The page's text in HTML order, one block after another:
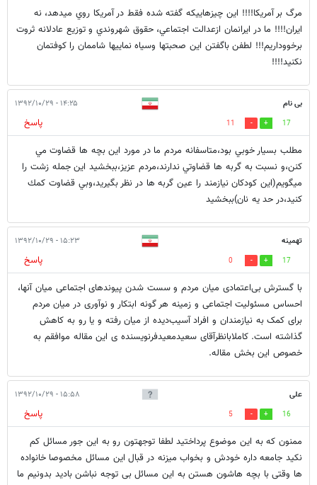
مرگ بر آمريكا!!!! اين چيزهاييكه گفته شده فقط در آمريكا روي ميدهد، نه
ايران!!!! ما در ايرانمان ازعدالت اجتماعي، حقوق شهروندي و توزيع عادلانه ثروت
برخووداريم!!! لطفن باگفتن اين صحبتها وسياه نماييها شاممان را كوفتمان
نكنيد!!!!
بی نام ۱۴:۲۵ - ۱۳۹۲/۱۰/۲۹
17
11
پاسخ
مطلب بسيار خوبي بود،متاسفانه مردم ما در مورد اين بچه ها قضاوت مي
كنن،و نسبت به گربه ها قضاوتي ندارند،مردم عزيز،ببخشيد اين جمله زشت را
ميگويم(اين كودكان نيازمند را عين گربه ها در نظر بگيريد،وبي قضاوت كمك
كنيد،در حد يه نان)ببخشيد
تهمینه ۱۵:۲۳ - ۱۳۹۲/۱۰/۲۹
17
0
پاسخ
با گسترش بی‌اعتمادی میان مردم و سست شدن پیوندهای اجتماعی میان آنها،
احساس مسئولیت اجتماعی و زمینه هر گونه ابتکار و نوآوری در میان مردم
برای کمک به نیازمندان و افراد آسیب‌دیده از میان رفته و یا رو به کاهش
گذاشته است. کاملابانظرآقای سعیدمعیدفرنویسنده ی این مقاله موافقم به
خصوص این بخش مقاله.
علی ۱۵:۵۸ - ۱۳۹۲/۱۰/۲۹
16
5
پاسخ
ممنون که به این موضوع پرداختید لطفا توجهتون رو به این جور مسائل کم
نکید جامعه داره خودش و بخواب میزنه در قبال این مسائل مخصوصا خانواده
ها وقتی با بچه هاشون هستن به این مسائل بی توجه نباشن بادید بدونیم ما